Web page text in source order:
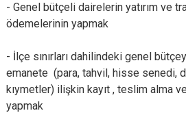
- Genel bütçeli dairelerin yatırım ve
ödemelerinin yapmak
- İlçe sınırları dahilindeki genel
emanete (para, tahvil, hisse senedi,
kıymetler) ilişkin kayıt , teslim alma
yapmak